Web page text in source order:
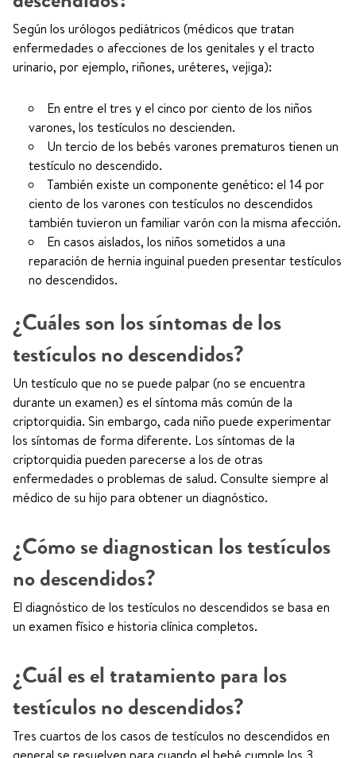
Según los urólogos pediátricos (médicos que tratan
enfermedades o afecciones de los genitales y el tracto
urinario, por ejemplo, riñones, uréteres, vejiga):
En entre el tres y el cinco por ciento de los niños
varones, los testículos no descienden.
Un tercio de los bebés varones prematuros tienen un
testículo no descendido.
También existe un componente genético: el 14 por
ciento de los varones con testículos no descendidos
también tuvieron un familiar varón con la misma afección.
En casos aislados, los niños sometidos a una
reparación de hernia inguinal pueden presentar testículos
no descendidos.
¿Cuáles son los síntomas de los
testículos no descendidos?
Un testículo que no se puede palpar (no se encuentra
durante un examen) es el síntoma más común de la
criptorquidia. Sin embargo, cada niño puede experimentar
los síntomas de forma diferente. Los síntomas de la
criptorquidia pueden parecerse a los de otras
enfermedades o problemas de salud. Consulte siempre al
médico de su hijo para obtener un diagnóstico.
¿Cómo se diagnostican los testículos
no descendidos?
El diagnóstico de los testículos no descendidos se basa en
un examen físico e historia clínica completos.
¿Cuál es el tratamiento para los
testículos no descendidos?
Tres cuartos de los casos de testículos no descendidos en